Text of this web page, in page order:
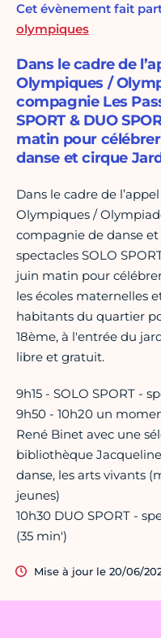
Cet évènement fait
olympiques
Dans le cadre de
Olympiques /
compagnie Les
SPORT & DUO
matin pour
danse et cirque
Dans le cadre de
Olympiques /
compagnie de danse
spectacles SOLO
juin matin pour
les écoles maternelles
habitants du quartier
18ème, à l'entrée du
libre et gratuit.
9h15 - SOLO SPORT -
9h50 - 10h20 un
René Binet avec une
bibliothèque
danse, les arts vivants
jeunes)
10h30 DUO SPORT -
(35 min')
Mise à jour le 20/06/